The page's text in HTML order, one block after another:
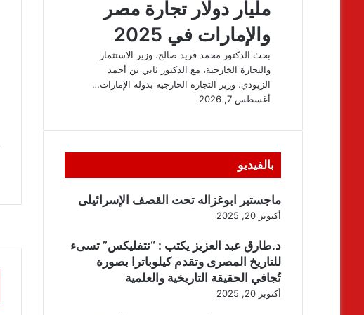
بالفيديو
ماجستير ابوغزاله تحت القصف الإسرائيلى
أكتوبر 20, 2025
د.طارق عبد العزيز يكتب : “نتفليكس” تسىء
للتاريخ المصرى وتقدم كيلوباترا بصورة
تُجافي الحقيقة التاريخية والعلمية
أكتوبر 20, 2025